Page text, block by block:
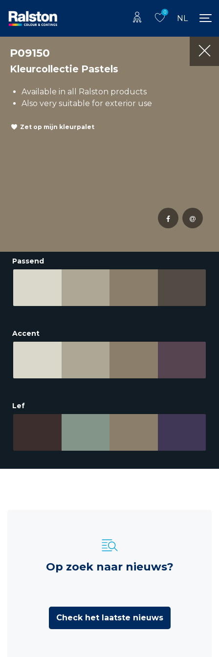
0
NL
P09150
Kleurcollectie Pastels
Available in all Ralston products
Also very suitable for exterior use
Zet op mijn kleurpalet
Passend
Accent
Lef
Op zoek naar nieuws?
Check het laatste nieuws